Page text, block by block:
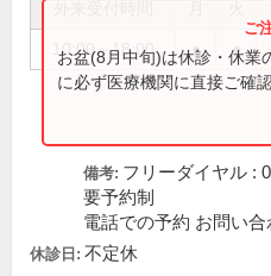
10:00～18:00 ● ●
お盆(8月中旬)は休診・休業
に必ず医療機関に直接ご確
備考: フリーダイヤル :
要予約制
電話での予約 お問い
休診日: 不定休